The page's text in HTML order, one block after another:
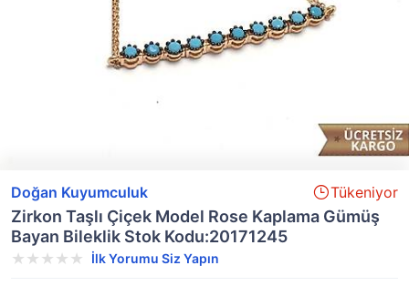
Doğan Kuyumculuk Tükeniyor
Zirkon Taşlı Çiçek Model Rose Kaplama Gümüş
Bayan Bileklik Stok Kodu:20171245
İlk Yorumu Siz Yapın